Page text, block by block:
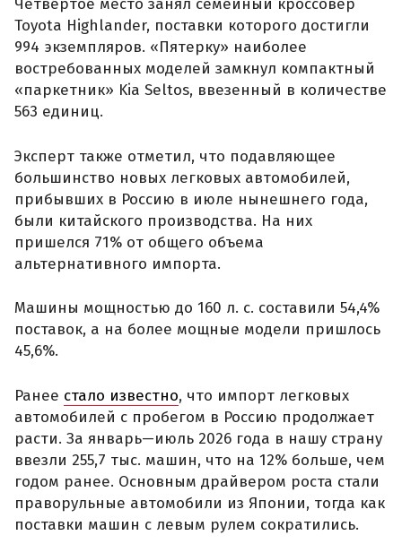
Четвертое место занял семейный кроссовер
Toyota Highlander, поставки которого достигли
994 экземпляров. «Пятерку» наиболее
востребованных моделей замкнул компактный
«паркетник» Kia Seltos, ввезенный в количестве
563 единиц.
Эксперт также отметил, что подавляющее
большинство новых легковых автомобилей,
прибывших в Россию в июле нынешнего года,
были китайского производства. На них
пришелся 71% от общего объема
альтернативного импорта.
Машины мощностью до 160 л. с. составили 54,4%
поставок, а на более мощные модели пришлось
45,6%.
Ранее стало известно, что импорт легковых
автомобилей с пробегом в Россию продолжает
расти. За январь—июль 2026 года в нашу страну
ввезли 255,7 тыс. машин, что на 12% больше, чем
годом ранее. Основным драйвером роста стали
праворульные автомобили из Японии, тогда как
поставки машин с левым рулем сократились.